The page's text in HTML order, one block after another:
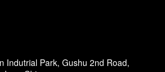
Indutrial Park, Gushu 2nd Road,